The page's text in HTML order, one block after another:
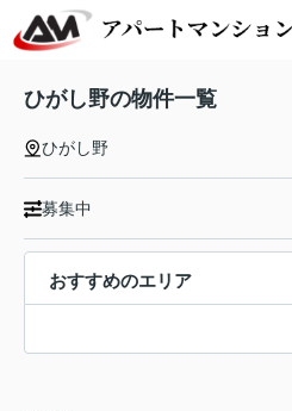
ひがし野の物件一覧
ひがし野
募集中
おすすめのエリア